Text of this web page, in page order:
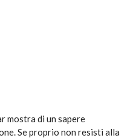
mostra di un sapere
Se proprio non resisti alla